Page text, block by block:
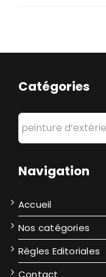
Catégories
Catégories
Navigation
Accueil
Nos catégories
Règles Editoriales
Contact